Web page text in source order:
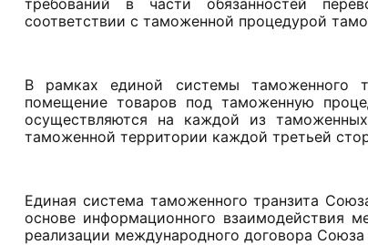
требований в части обязанностей
соответствии с таможенной процедурой
В рамках единой системы таможенного
помещение товаров под таможенную
осуществляются на каждой из
таможенной территории каждой третьей
Единая система таможенного транзита
основе информационного взаимодействия
реализации международного договора